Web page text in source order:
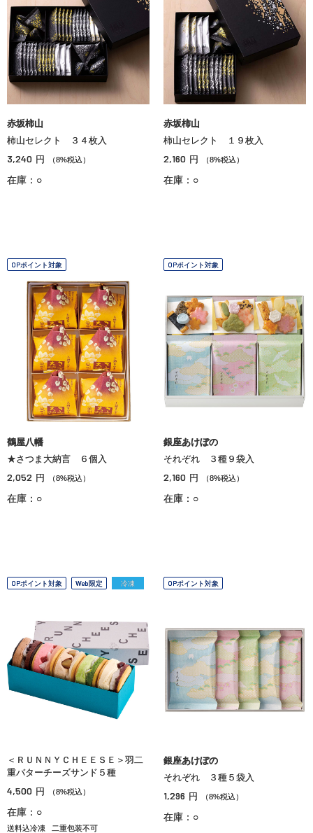
赤坂柿山
柿山セレクト ３４枚入
3,240 円 （8%税込）
在庫：○
赤坂柿山
柿山セレクト １９枚入
2,160 円 （8%税込）
在庫：○
OPポイント対象
鶴屋八幡
★さつま大納言 ６個入
2,052 円 （8%税込）
在庫：○
OPポイント対象
銀座あけぼの
それぞれ ３種９袋入
2,160 円 （8%税込）
在庫：○
OPポイント対象 Web限定 冷凍
＜ＲＵＮＮＹＣＨＥＥＳＥ＞羽二
重バターチーズサンド５種
4,500 円 （8%税込）
在庫：○
送料込冷凍 二重包装不可
OPポイント対象
銀座あけぼの
それぞれ ３種５袋入
1,296 円 （8%税込）
在庫：○